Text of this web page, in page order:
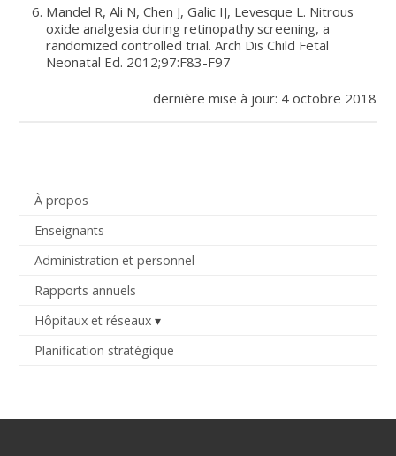
À propos
Enseignants
Administration et personnel
Rapports annuels
Hôpitaux et réseaux
Planification stratégique
Mandel R, Ali N, Chen J, Galic IJ, Levesque L. Nitrous
oxide analgesia during retinopathy screening, a
randomized controlled trial. Arch Dis Child Fetal
Neonatal Ed. 2012;97:F83-F97
dernière mise à jour: 4 octobre 2018